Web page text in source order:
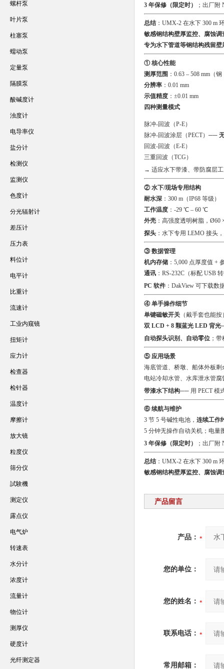
3 年保修（限定时）
；出厂附
总结：UMX-2 在水下 300 m
敏感钢结构壁厚监控、腐蚀调
专为水下管道等钢结构残留
① 核心性能
测厚范围 ：0.63 – 508 mm（
分辨率：0.01 mm
示值精度：±0.01 mm
四种测量模式
脉冲-回波（P-E）
脉冲-回波涂层（PECT）──
回波-回波（E-E）
三重回波（TCG）
→ 适应水下带漆、带防腐层
② 水下/现场专用结构
耐水深：300 m（IP68 等级）
工作温度：-29 ℃ – 60 ℃
外壳：高强度透明树脂，Ø60
探头：水下专用 LEMO 接头
③ 数据管理
机内存储：5,000 点厚度值 +
通讯：RS-232C（标配 USB
PC 软件：DakView 可下载数
④ 单手操作细节
单键磁敏开关（戴手套也能按
双 LCD + 8 颗蓝光 LED 背光
自动探头识别、自动零位；带
⑤ 应用场景
海底管道、桥墩、船体外板剩
电站冷却水管、水库泄水管腐
带漆水下结构── 用 PECT 模
⑥ 续航与维护
3 节 5 号碱性电池， 连续工作
5 分钟无操作自动关机；电量
3 年保修（限定时）
；出厂附
总结：UMX-2 在水下 300 m
敏感钢结构壁厚监控、腐蚀调
产品留言
产品：
您的单位：
您的姓名：
联系电话：
常用邮箱：
螺杆泵
叶片泵
柱塞泵
蠕动泵
定量泵
隔膜泵
酸碱度计
浊度计
电导率仪
盐分计
检测仪
监测仪
色度计
分光辐射计
差压计
压力表
料位计
电平计
比重计
流速计
工业内窥镜
扭矩计
应力计
检查器
检针器
温度计
摩擦计
放大镜
粒度仪
筛分仪
試験機
测定仪
露点仪
电气炉
转速表
水分计
浓度计
流量计
物位计
测厚仪
硬度计
光纤测定器